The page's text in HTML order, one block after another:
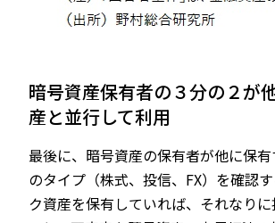
暗号資産保有者の３分の２が
産と並行して利用
最後に、暗号資産の保有者が他に保
のタイプ（株式、投信、FX）を確認
ク資産を保有していれば、それなり